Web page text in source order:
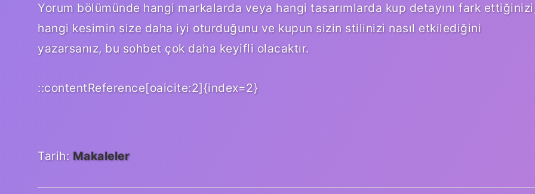
Yorum bölümünde hangi markalarda veya hangi tasarımlarda kup detayını fark
hangi kesimin size daha iyi oturduğunu ve kupun sizin stilinizi nasıl etkilediğini
yazarsanız, bu sohbet çok daha keyifli olacaktır.
::contentReference[oaicite:2]{index=2}
Tarih: Makaleler